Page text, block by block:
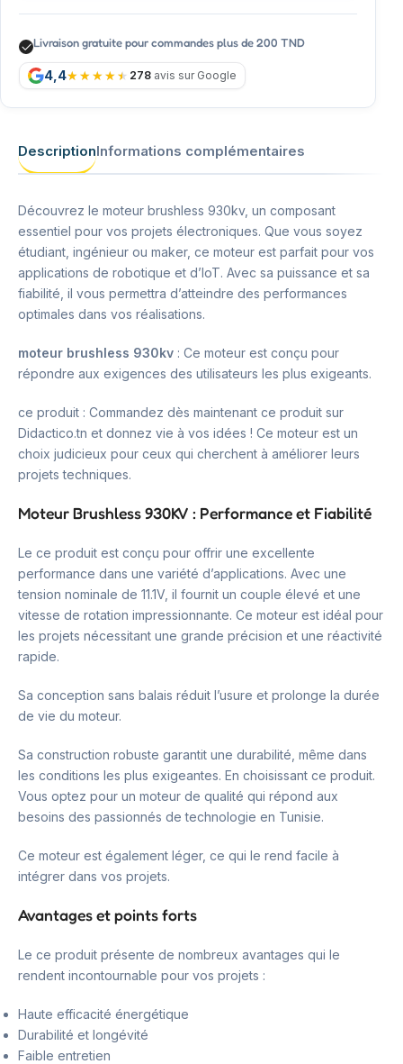
Livraison gratuite pour commandes plus de 200 TND
4,4 278 avis sur Google
DescriptionInformations complémentaires
Découvrez le moteur brushless 930kv, un composant
essentiel pour vos projets électroniques. Que vous soyez
étudiant, ingénieur ou maker, ce moteur est parfait pour vos
applications de robotique et d’IoT. Avec sa puissance et sa
fiabilité, il vous permettra d’atteindre des performances
optimales dans vos réalisations.
moteur brushless 930kv : Ce moteur est conçu pour
répondre aux exigences des utilisateurs les plus exigeants.
ce produit : Commandez dès maintenant ce produit sur
Didactico.tn et donnez vie à vos idées ! Ce moteur est un
choix judicieux pour ceux qui cherchent à améliorer leurs
projets techniques.
Moteur Brushless 930KV : Performance et Fiabilité
Le ce produit est conçu pour offrir une excellente
performance dans une variété d’applications. Avec une
tension nominale de 11.1V, il fournit un couple élevé et une
vitesse de rotation impressionnante. Ce moteur est idéal pour
les projets nécessitant une grande précision et une réactivité
rapide.
Sa conception sans balais réduit l’usure et prolonge la durée
de vie du moteur.
Sa construction robuste garantit une durabilité, même dans
les conditions les plus exigeantes. En choisissant ce produit.
Vous optez pour un moteur de qualité qui répond aux
besoins des passionnés de technologie en Tunisie.
Ce moteur est également léger, ce qui le rend facile à
intégrer dans vos projets.
Avantages et points forts
Le ce produit présente de nombreux avantages qui le
rendent incontournable pour vos projets :
Haute efficacité énergétique
Durabilité et longévité
Faible entretien